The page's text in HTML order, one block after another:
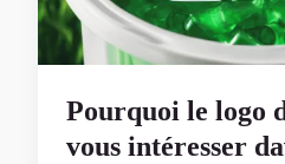
Pourquoi le logo
vous intéresser